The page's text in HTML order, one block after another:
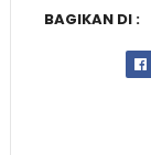
BAGIKAN DI :